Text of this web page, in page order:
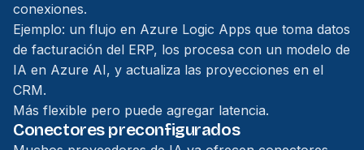
conexiones.
Ejemplo: un flujo en Azure Logic Apps que toma datos
de facturación del ERP, los procesa con un modelo de
IA en Azure AI, y actualiza las proyecciones en el
CRM.
Más flexible pero puede agregar latencia.
Conectores preconfigurados